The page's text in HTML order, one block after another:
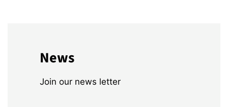
News
Join our news letter